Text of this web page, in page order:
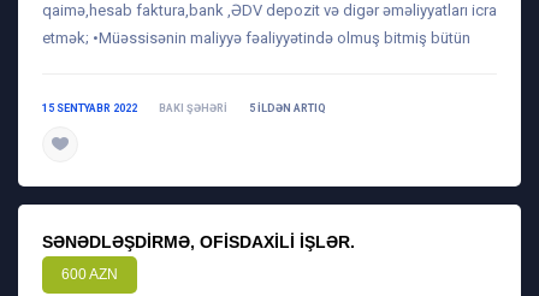
qaimə,hesab faktura,bank ,ƏDV depozit və digər əməliyyatları icra
etmək; •Müəssisənin maliyyə fəaliyyətində olmuş bitmiş bütün
15 SENTYABR 2022 BAKI ŞƏHƏRI 5 ILDƏN ARTIQ
SƏNƏDLƏŞDIRMƏ, OFISDAXILI IŞLƏR.
600 AZN